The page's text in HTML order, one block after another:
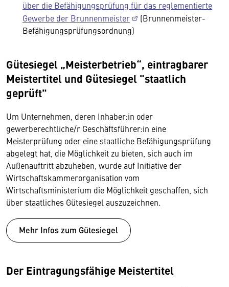
über die Befähigungsprüfung für das reglementierte
Gewerbe der Brunnenmeister
(Brunnenmeister-
Befähigungsprüfungsordnung)
Gütesiegel „Meisterbetrieb“, eintragbarer
Meistertitel und Gütesiegel "staatlich
geprüft"
Um Unternehmen, deren Inhaber:in oder
gewerberechtliche/r Geschäftsführer:in eine
Meisterprüfung oder eine staatliche Befähigungsprüfung
abgelegt hat, die Möglichkeit zu bieten, sich auch im
Außenauftritt abzuheben, wurde auf Initiative der
Wirtschaftskammerorganisation vom
Wirtschaftsministerium die Möglichkeit geschaffen, sich
über staatliches Gütesiegel auszuzeichnen.
Mehr Infos zum Gütesiegel
Der Eintragungsfähige Meistertitel